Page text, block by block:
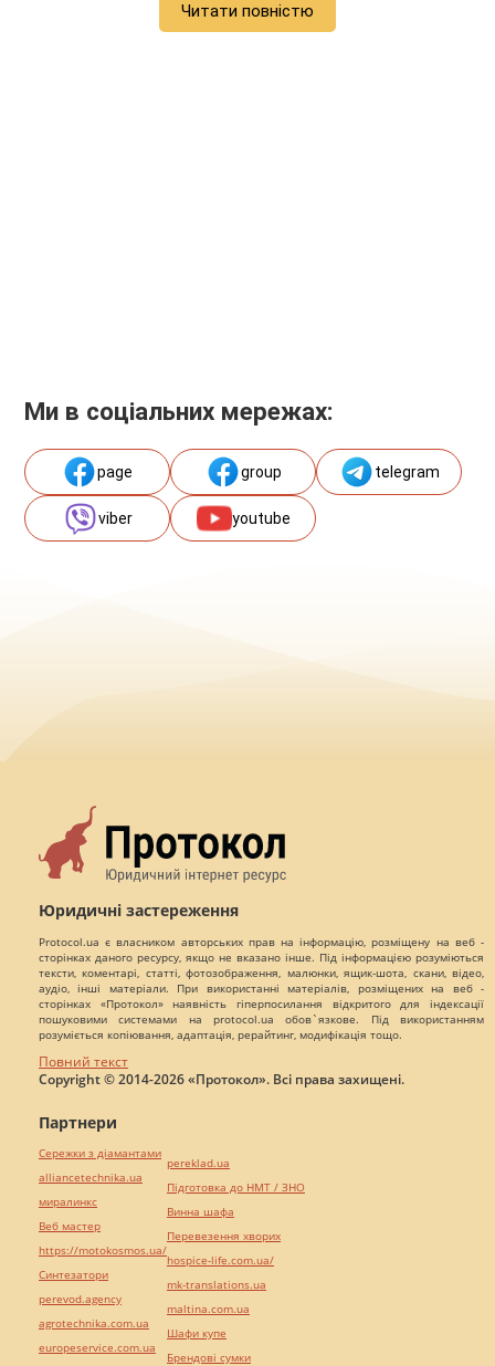
Читати повністю
Ми в соціальних мережах:
page group telegram
viber youtube
Юридичні застереження
Protocol.ua є власником авторських прав на інформацію, розміщену на веб -
сторінках даного ресурсу, якщо не вказано інше. Під інформацією розуміються
тексти, коментарі, статті, фотозображення, малюнки, ящик-шота, скани, відео,
аудіо, інші матеріали. При використанні матеріалів, розміщених на веб -
сторінках «Протокол» наявність гіперпосилання відкритого для індексації
пошуковими системами на protocol.ua обов`язкове. Під використанням
розуміється копіювання, адаптація, рерайтинг, модифікація тощо.
Повний текст
Copyright © 2014-2026 «Протокол». Всі права захищені.
Партнери
Сережки з діамантами
alliancetechnika.ua
миралинкс
Веб мастер
https://motokosmos.ua/
Синтезатори
perevod.agency
agrotechnika.com.ua
europeservice.com.ua
pereklad.ua
Підготовка до НМТ / ЗНО
Винна шафа
Перевезення хворих
hospice-life.com.ua/
mk-translations.ua
maltina.com.ua
Шафи купе
Брендові сумки